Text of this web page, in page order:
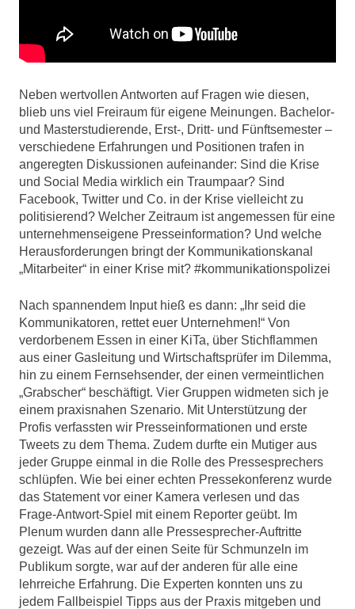
Neben wertvollen Antworten auf Fragen wie diesen,
blieb uns viel Freiraum für eigene Meinungen. Bachelor-
und Masterstudierende, Erst-, Dritt- und Fünftsemester –
verschiedene Erfahrungen und Positionen trafen in
angeregten Diskussionen aufeinander: Sind die Krise
und Social Media wirklich ein Traumpaar? Sind
Facebook, Twitter und Co. in der Krise vielleicht zu
politisierend? Welcher Zeitraum ist angemessen für eine
unternehmenseigene Presseinformation? Und welche
Herausforderungen bringt der Kommunikationskanal
„Mitarbeiter“ in einer Krise mit? #kommunikationspolizei
Nach spannendem Input hieß es dann: „Ihr seid die
Kommunikatoren, rettet euer Unternehmen!“ Von
verdorbenem Essen in einer KiTa, über Stichflammen
aus einer Gasleitung und Wirtschaftsprüfer im Dilemma,
hin zu einem Fernsehsender, der einen vermeintlichen
„Grabscher“ beschäftigt. Vier Gruppen widmeten sich je
einem praxisnahen Szenario. Mit Unterstützung der
Profis verfassten wir Presseinformationen und erste
Tweets zu dem Thema. Zudem durfte ein Mutiger aus
jeder Gruppe einmal in die Rolle des Pressesprechers
schlüpfen. Wie bei einer echten Pressekonferenz wurde
das Statement vor einer Kamera verlesen und das
Frage-Antwort-Spiel mit einem Reporter geübt. Im
Plenum wurden dann alle Pressesprecher-Auftritte
gezeigt. Was auf der einen Seite für Schmunzeln im
Publikum sorgte, war auf der anderen für alle eine
lehrreiche Erfahrung. Die Experten konnten uns zu
jedem Fallbeispiel Tipps aus der Praxis mitgeben und